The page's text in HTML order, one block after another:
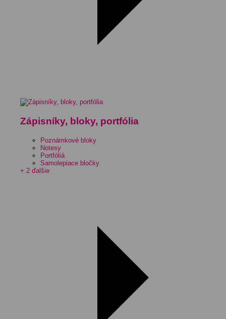
Zápisníky, bloky, portfólia
Poznámkové bloky
Notesy
Portfóliá
Samolepiace bločky
+ 2 ďalšie